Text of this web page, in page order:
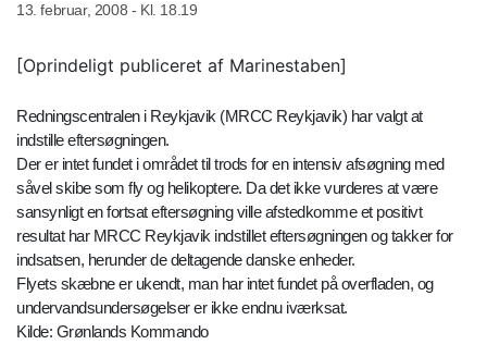
13. februar, 2008 - Kl. 18.19
[Oprindeligt publiceret af Marinestaben]
Redningscentralen i Reykjavik (MRCC Reykjavik) har valgt at
indstille eftersøgningen.
Der er intet fundet i området til trods for en intensiv afsøgning med
såvel skibe som fly og helikoptere. Da det ikke vurderes at være
sansynligt en fortsat eftersøgning ville afstedkomme et positivt
resultat har MRCC Reykjavik indstillet eftersøgningen og takker for
indsatsen, herunder de deltagende danske enheder.
Flyets skæbne er ukendt, man har intet fundet på overfladen, og
undervandsundersøgelser er ikke endnu iværksat.
Kilde: Grønlands Kommando